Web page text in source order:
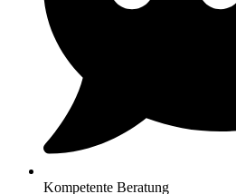
Kompetente Beratung